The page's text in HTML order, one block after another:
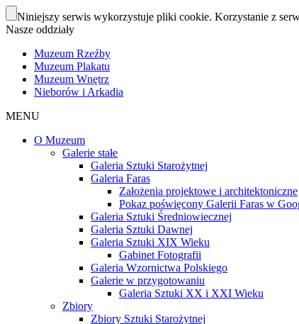
Niniejszy serwis wykorzystuje pliki cookie. Korzystanie z
Nasze oddziały
Muzeum Rzeźby
Muzeum Plakatu
Muzeum Wnętrz
Nieborów i Arkadia
MENU
O Muzeum
Galerie stałe
Galeria Sztuki Starożytnej
Galeria Faras
Założenia projektowe i architektoniczne
Pokaz poświęcony Galerii Faras w
Galeria Sztuki Średniowiecznej
Galeria Sztuki Dawnej
Galeria Sztuki XIX Wieku
Gabinet Fotografii
Galeria Wzornictwa Polskiego
Galerie w przygotowaniu
Galeria Sztuki XX i XXI Wieku
Zbiory
Zbiory Sztuki Starożytnej